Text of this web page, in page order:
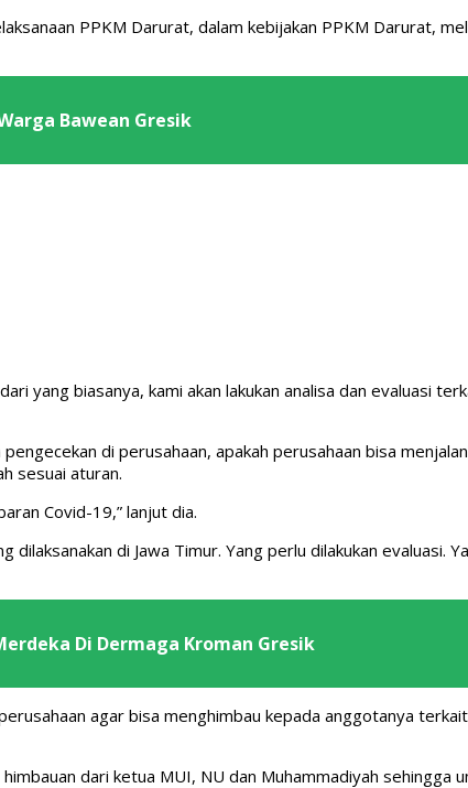
PPKM Darurat, dalam kebijakan PPKM Darurat,
Bawean Gresik
yang biasanya, kami akan lakukan analisa dan evaluasi
di perusahaan, apakah perusahaan bisa
sesuai aturan.
Covid-19,” lanjut dia.
di Jawa Timur. Yang perlu dilakukan
Di Dermaga Kroman Gresik
agar bisa menghimbau kepada anggotanya
dari ketua MUI, NU dan Muhammadiyah sehingga